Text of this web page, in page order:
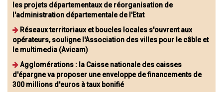
les projets départementaux de réorganisation de
l'administration départementale de l'Etat
Réseaux territoriaux et boucles locales s'ouvrent aux
opérateurs, souligne l'Association des villes pour le câble et
le multimedia (Avicam)
Agglomérations : la Caisse nationale des caisses
d'épargne va proposer une enveloppe de financements de
300 millions d'euros à taux bonifié